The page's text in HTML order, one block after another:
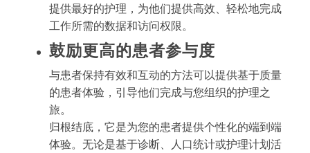
提供最好的护理，为他们提供高效、轻松地完成
工作所需的数据和访问权限。
鼓励更高的患者参与度
与患者保持有效和互动的方法可以提供基于质量
的患者体验，引导他们完成与您组织的护理之
旅。
归根结底，它是为您的患者提供个性化的端到端
体验。无论是基于诊断、人口统计或护理计划活